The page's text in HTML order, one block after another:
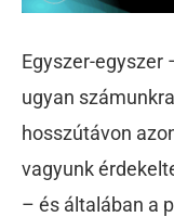
Egyszer-egyszer
ugyan
hosszútávon
vagyunk
– és általában a